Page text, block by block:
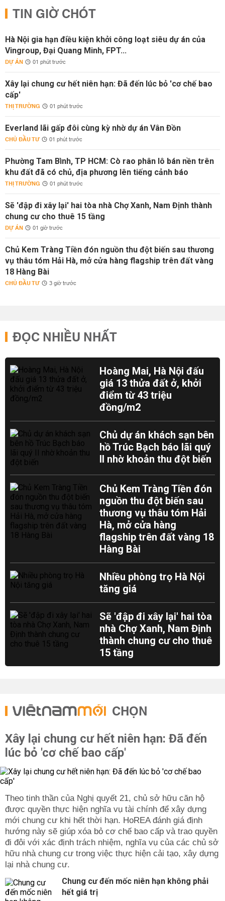
TIN GIỜ CHÓT
Hà Nội gia hạn điều kiện khởi công loạt siêu dự án của
Vingroup, Đại Quang Minh, FPT...
DỰ ÁN 01 phút trước
Xây lại chung cư hết niên hạn: Đã đến lúc bỏ 'cơ chế bao
cấp'
THỊ TRƯỜNG 01 phút trước
Everland lãi gấp đôi cùng kỳ nhờ dự án Vân Đồn
CHỦ ĐẦU TƯ 01 phút trước
Phường Tam Bình, TP HCM: Cò rao phân lô bán nền trên
khu đất đã có chủ, địa phương lên tiếng cảnh báo
THỊ TRƯỜNG 01 phút trước
Sẽ 'đập đi xây lại' hai tòa nhà Chợ Xanh, Nam Định thành
chung cư cho thuê 15 tầng
DỰ ÁN 01 giờ trước
Chủ Kem Tràng Tiền đón nguồn thu đột biến sau thương
vụ thâu tóm Hải Hà, mở cửa hàng flagship trên đất vàng
18 Hàng Bài
CHỦ ĐẦU TƯ 3 giờ trước
ĐỌC NHIỀU NHẤT
Hoàng Mai, Hà Nội đấu
giá 13 thửa đất ở, khởi
điểm từ 43 triệu
đồng/m2
Chủ dự án khách sạn bên
hồ Trúc Bạch báo lãi quý
II nhờ khoản thu đột biến
Chủ Kem Tràng Tiền đón
nguồn thu đột biến sau
thương vụ thâu tóm Hải
Hà, mở cửa hàng
flagship trên đất vàng 18
Hàng Bài
Nhiều phòng trọ Hà Nội
tăng giá
Sẽ 'đập đi xây lại' hai tòa
nhà Chợ Xanh, Nam Định
thành chung cư cho thuê
15 tầng
CHỌN
Xây lại chung cư hết niên hạn: Đã đến
lúc bỏ 'cơ chế bao cấp'
Theo tinh thần của Nghị quyết 21, chủ sở hữu căn hộ
được quyền thực hiện nghĩa vụ tài chính để xây dựng
mới chung cư khi hết thời hạn. HoREA đánh giá định
hướng này sẽ giúp xóa bỏ cơ chế bao cấp và trao quyền
đi đôi với xác định trách nhiệm, nghĩa vụ của các chủ sở
hữu nhà chung cư trong việc thực hiện cải tạo, xây dựng
lại nhà chung cư.
Chung cư đến mốc niên hạn không phải
hết giá trị